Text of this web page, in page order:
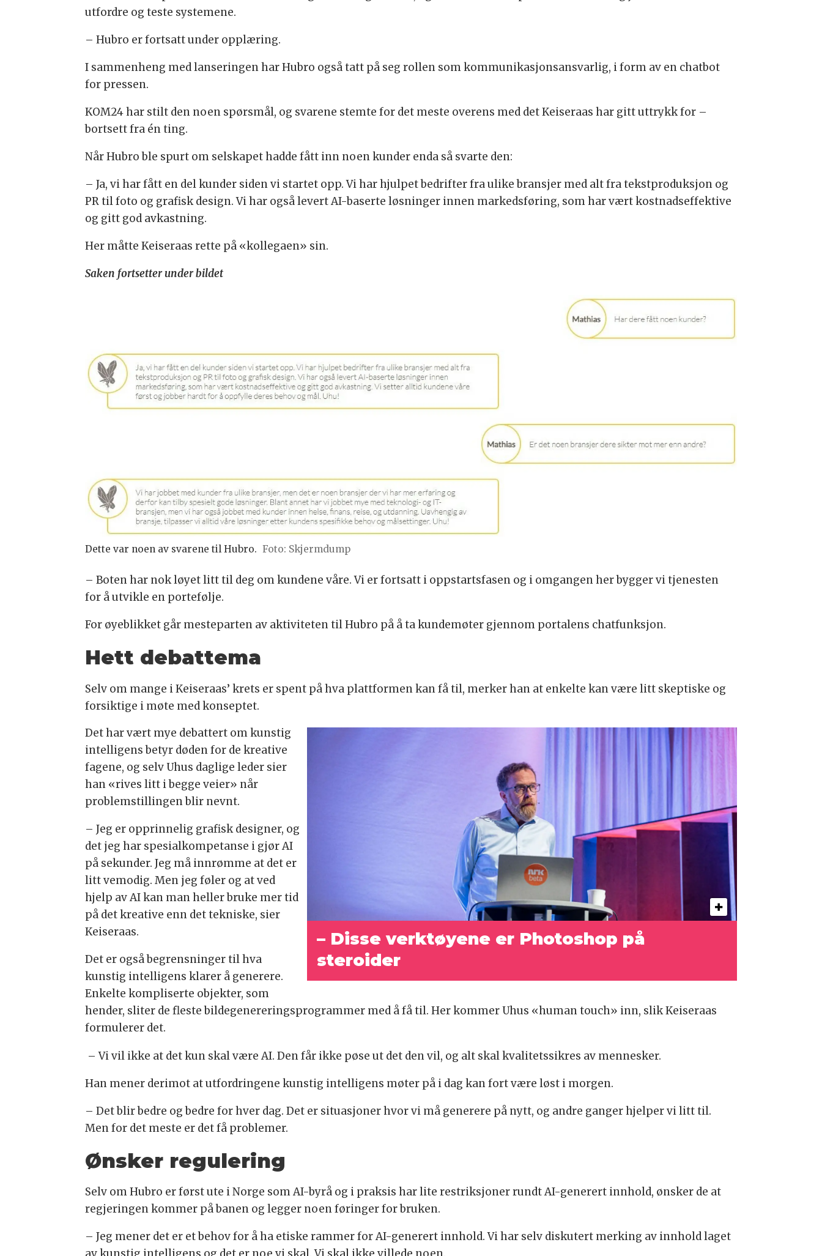
utfordre og teste systemene.
– Hubro er fortsatt under opplæring.
I sammenheng med lanseringen har Hubro også tatt på seg rollen som kommunikasjonsansvarlig, i form av en chatbot
for pressen.
KOM24 har stilt den noen spørsmål, og svarene stemte for det meste overens med det Keiseraas har gitt uttrykk for –
bortsett fra én ting.
Når Hubro ble spurt om selskapet hadde fått inn noen kunder enda så svarte den:
– Ja, vi har fått en del kunder siden vi startet opp. Vi har hjulpet bedrifter fra ulike bransjer med alt fra tekstproduksjon og
PR til foto og grafisk design. Vi har også levert AI-baserte løsninger innen markedsføring, som har vært kostnadseffektive
og gitt god avkastning.
Her måtte Keiseraas rette på «kollegaen» sin.
Saken fortsetter under bildet
Dette var noen av svarene til Hubro. Foto: Skjermdump
– Boten har nok løyet litt til deg om kundene våre. Vi er fortsatt i oppstartsfasen og i omgangen her bygger vi tjenesten
for å utvikle en portefølje.
For øyeblikket går mesteparten av aktiviteten til Hubro på å ta kundemøter gjennom portalens chatfunksjon.
Hett debattema
Selv om mange i Keiseraas’ krets er spent på hva plattformen kan få til, merker han at enkelte kan være litt skeptiske og
forsiktige i møte med konseptet.
– Disse verktøyene er Photoshop på
steroider
Det har vært mye debattert om kunstig
intelligens betyr døden for de kreative
fagene, og selv Uhus daglige leder sier
han «rives litt i begge veier» når
problemstillingen blir nevnt.
– Jeg er opprinnelig grafisk designer, og
det jeg har spesialkompetanse i gjør AI
på sekunder. Jeg må innrømme at det er
litt vemodig. Men jeg føler og at ved
hjelp av AI kan man heller bruke mer tid
på det kreative enn det tekniske, sier
Keiseraas.
Det er også begrensninger til hva
kunstig intelligens klarer å generere.
Enkelte kompliserte objekter, som
hender, sliter de fleste bildegenereringsprogrammer med å få til. Her kommer Uhus «human touch» inn, slik Keiseraas
formulerer det.
– Vi vil ikke at det kun skal være AI. Den får ikke pøse ut det den vil, og alt skal kvalitetssikres av mennesker.
Han mener derimot at utfordringene kunstig intelligens møter på i dag kan fort være løst i morgen.
– Det blir bedre og bedre for hver dag. Det er situasjoner hvor vi må generere på nytt, og andre ganger hjelper vi litt til.
Men for det meste er det få problemer.
Ønsker regulering
Selv om Hubro er først ute i Norge som AI-byrå og i praksis har lite restriksjoner rundt AI-generert innhold, ønsker de at
regjeringen kommer på banen og legger noen føringer for bruken.
– Jeg mener det er et behov for å ha etiske rammer for AI-generert innhold. Vi har selv diskutert merking av innhold laget